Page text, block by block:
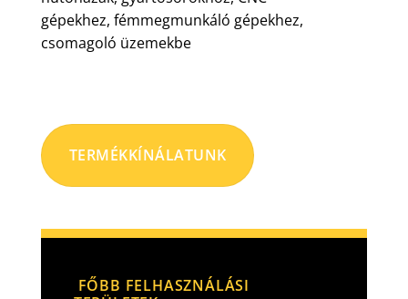
gépekhez, fémmegmunkáló gépekhez,
csomagoló üzemekbe
TERMÉKKÍNÁLATUNK
FŐBB FELHASZNÁLÁSI